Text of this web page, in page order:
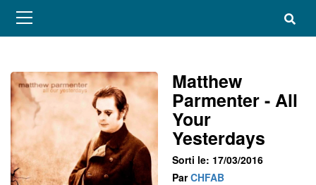
Menu
Matthew
Parmenter - All
Your
Yesterdays
Sorti le: 17/03/2016
ParCHFAB